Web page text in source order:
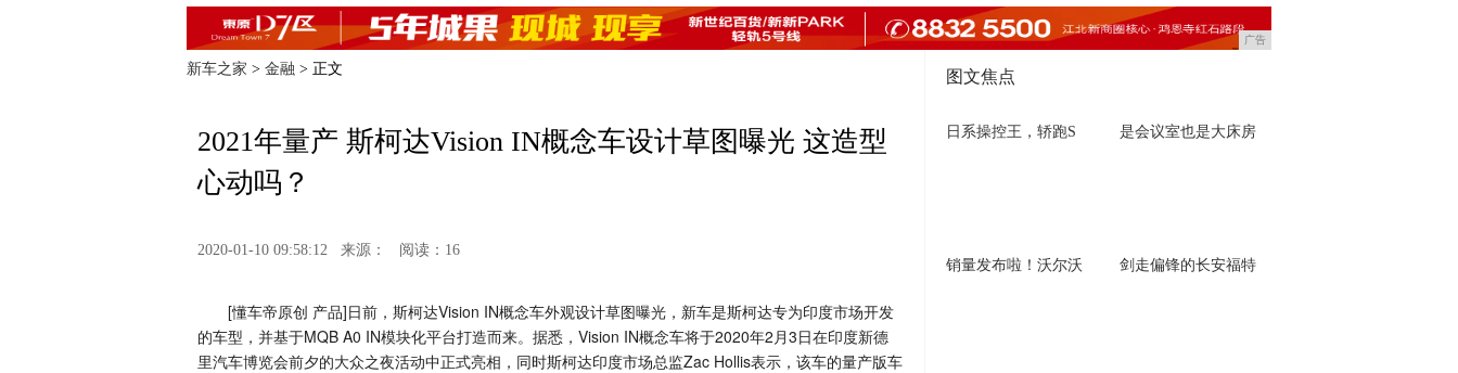
广告
新车之家 > 金融 > 正文
2021年量产 斯柯达Vision IN概念车设计草图曝光 这造型
心动吗？
2020-01-10 09:58:12 来源： 阅读：16
[懂车帝原创 产品]日前，斯柯达Vision IN概念车外观设计草图曝光，新车是斯柯达专为印度市场开发
的车型，并基于MQB A0 IN模块化平台打造而来。据悉，Vision IN概念车将于2020年2月3日在印度新德
里汽车博览会前夕的大众之夜活动中正式亮相，同时斯柯达印度市场总监Zac Hollis表示，该车的量产版车
图文焦点
日系操控王，轿跑S 是会议室也是大床房
销量发布啦！沃尔沃 剑走偏锋的长安福特